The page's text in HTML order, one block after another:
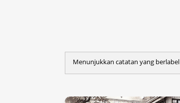
Menunjukkan catatan yang berlabel